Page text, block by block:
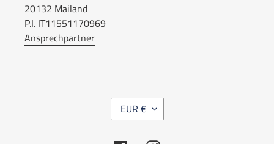
20132 Mailand
P.I. IT11551170969
Ansprechpartner
W
EUR €